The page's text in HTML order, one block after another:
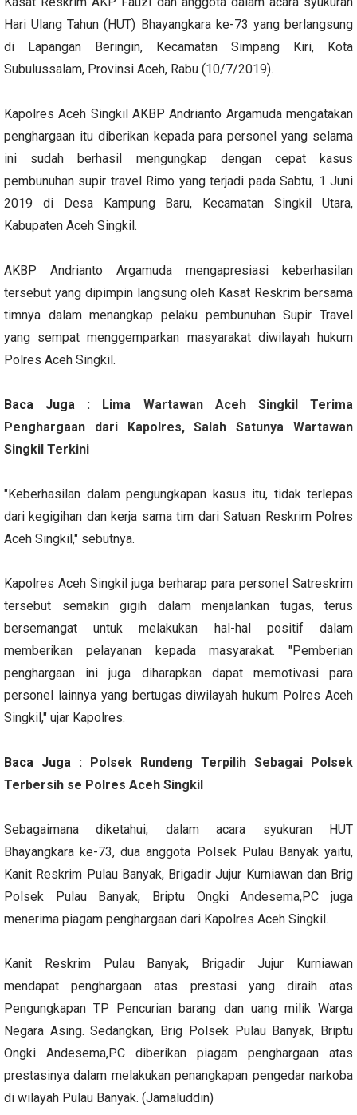
Hari Ulang Tahun (HUT) Bhayangkara ke-73 yang berlangsung
di Lapangan Beringin, Kecamatan Simpang Kiri, Kota
Subulussalam, Provinsi Aceh, Rabu (10/7/2019).
Kapolres Aceh Singkil AKBP Andrianto Argamuda mengatakan
penghargaan itu diberikan kepada para personel yang selama
ini sudah berhasil mengungkap dengan cepat kasus
pembunuhan supir travel Rimo yang terjadi pada Sabtu, 1 Juni
2019 di Desa Kampung Baru, Kecamatan Singkil Utara,
Kabupaten Aceh Singkil.
AKBP Andrianto Argamuda mengapresiasi keberhasilan
tersebut yang dipimpin langsung oleh Kasat Reskrim bersama
timnya dalam menangkap pelaku pembunuhan Supir Travel
yang sempat menggemparkan masyarakat diwilayah hukum
Polres Aceh Singkil.
Baca Juga : Lima Wartawan Aceh Singkil Terima
Penghargaan dari Kapolres, Salah Satunya Wartawan
Singkil Terkini
"Keberhasilan dalam pengungkapan kasus itu, tidak terlepas
dari kegigihan dan kerja sama tim dari Satuan Reskrim Polres
Aceh Singkil," sebutnya.
Kapolres Aceh Singkil juga berharap para personel Satreskrim
tersebut semakin gigih dalam menjalankan tugas, terus
bersemangat untuk melakukan hal-hal positif dalam
memberikan pelayanan kepada masyarakat. "Pemberian
penghargaan ini juga diharapkan dapat memotivasi para
personel lainnya yang bertugas diwilayah hukum Polres Aceh
Singkil," ujar Kapolres.
Baca Juga : Polsek Rundeng Terpilih Sebagai Polsek
Terbersih se Polres Aceh Singkil
Sebagaimana diketahui, dalam acara syukuran HUT
Bhayangkara ke-73, dua anggota Polsek Pulau Banyak yaitu,
Kanit Reskrim Pulau Banyak, Brigadir Jujur Kurniawan dan Brig
Polsek Pulau Banyak, Briptu Ongki Andesema,PC juga
menerima piagam penghargaan dari Kapolres Aceh Singkil.
Kanit Reskrim Pulau Banyak, Brigadir Jujur Kurniawan
mendapat penghargaan atas prestasi yang diraih atas
Pengungkapan TP Pencurian barang dan uang milik Warga
Negara Asing. Sedangkan, Brig Polsek Pulau Banyak, Briptu
Ongki Andesema,PC diberikan piagam penghargaan atas
prestasinya dalam melakukan penangkapan pengedar narkoba
di wilayah Pulau Banyak. (Jamaluddin)